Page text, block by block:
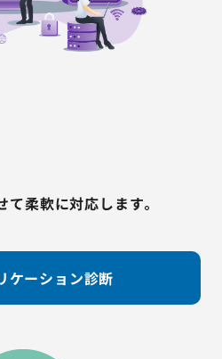
柔軟に対応します。
ケーション診断